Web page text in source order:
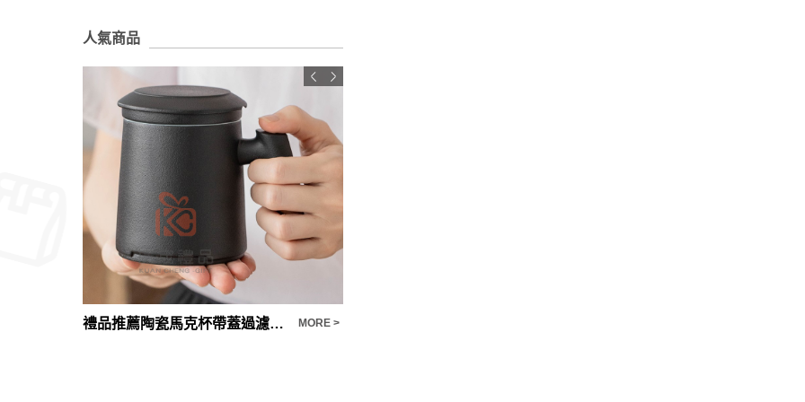
人氣商品
禮品推薦陶瓷馬克杯帶蓋過濾茶杯簡約茶水分離杯辦公室泡茶杯子 MORE >